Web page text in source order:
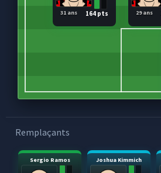
164 pts
31 ans 29 ans
Remplaçants
Sergio Ramos Joshua Kimmich